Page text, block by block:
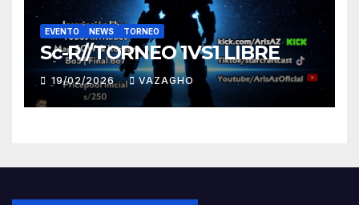
EVENTO NEWS TORNEO
Sc-R//TORNEO 1VS1 LIBRE
19/02/2026 VAZAGHO